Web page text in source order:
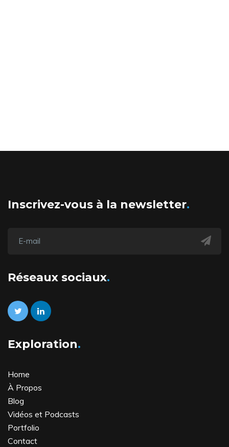
Inscrivez-vous à la newsletter
Réseaux sociaux
Exploration
Home
À Propos
Blog
Vidéos et Podcasts
Portfolio
Contact